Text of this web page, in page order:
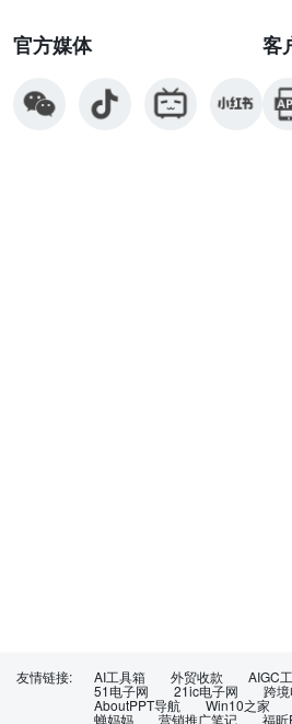
官方媒体 客
友情链接: AI工具箱 外贸收款 AIGC
51电子网 21ic电子网 跨
AboutPPT导航 Win10之家
蝉妈妈 营销推广笔记 福昕